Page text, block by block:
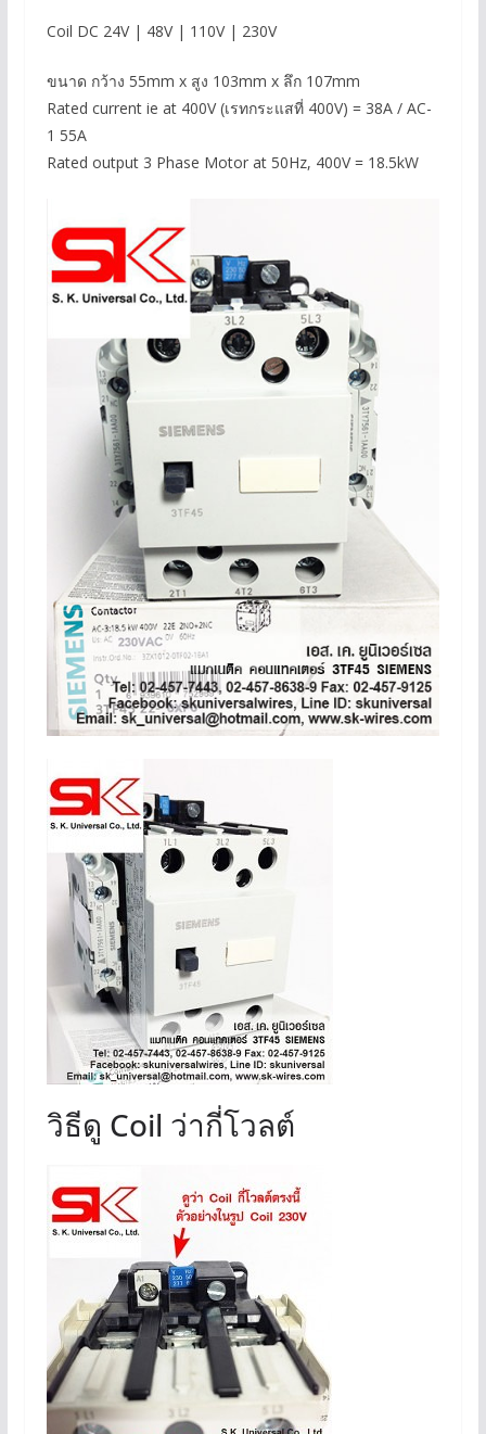
Coil DC 24V | 48V | 110V | 230V
ขนาด กว้าง 55mm x สูง 103mm x ลึก 107mm
Rated current ie at 400V (เรทกระแสที่ 400V) = 38A / AC-
1 55A
Rated output 3 Phase Motor at 50Hz, 400V = 18.5kW
วิธีดู Coil ว่ากี่โวลต์